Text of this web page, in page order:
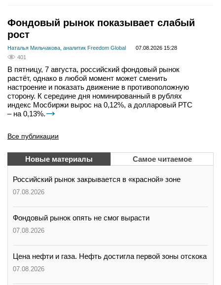
Фондовый рынок показывает слабый
рост
Наталья Мильчакова, аналитик Freedom Global
07.08.2026 15:28
401
В пятницу, 7 августа, российский фондовый рынок
растёт, однако в любой момент может сменить
настроение и показать движение в противоположную
сторону. К середине дня номинированный в рублях
индекс Мосбиржи вырос на 0,12%, а долларовый РТС
– на 0,13%.
Все публикации
Новые материалы Самое читаемое
Российский рынок закрывается в «красной» зоне
07.08.2026
Фондовый рынок опять не смог вырасти
07.08.2026
Цена нефти и газа. Нефть достигла первой зоны отскока
07.08.2026